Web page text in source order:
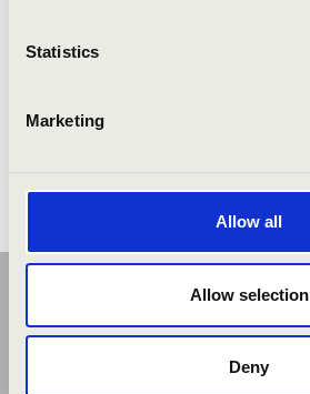
Statistics
Marketing
Allow all
Allow selection
Deny